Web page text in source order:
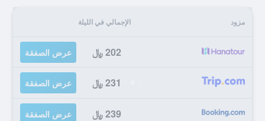
مزود الإجمالي في الليلة
202 ﷼ عرض الصفقة
231 ﷼ عرض الصفقة
239 ﷼ عرض الصفقة